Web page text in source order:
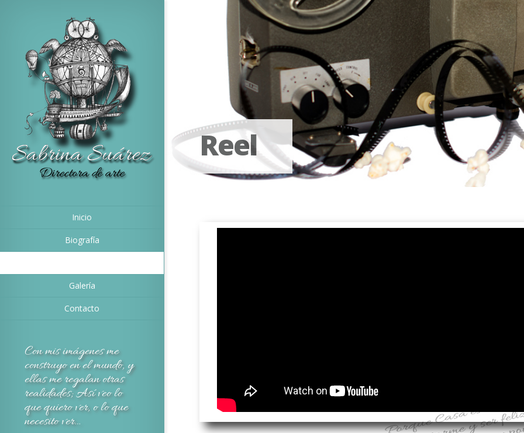
Inicio
Biografía
Galería
Contacto
Con mis imágenes me
construyo en el mundo, y
ellas me regalan otras
realidades; Así veo lo
que quiero ver, o lo que
necesito ver…
Reel